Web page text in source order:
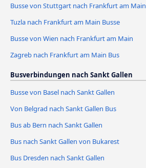
Busse von Stuttgart nach Frankfurt am Main
Tuzla nach Frankfurt am Main Busse
Busse von Wien nach Frankfurt am Main
Zagreb nach Frankfurt am Main Bus
Busverbindungen nach Sankt Gallen
Busse von Basel nach Sankt Gallen
Von Belgrad nach Sankt Gallen Bus
Bus ab Bern nach Sankt Gallen
Bus nach Sankt Gallen von Bukarest
Bus Dresden nach Sankt Gallen